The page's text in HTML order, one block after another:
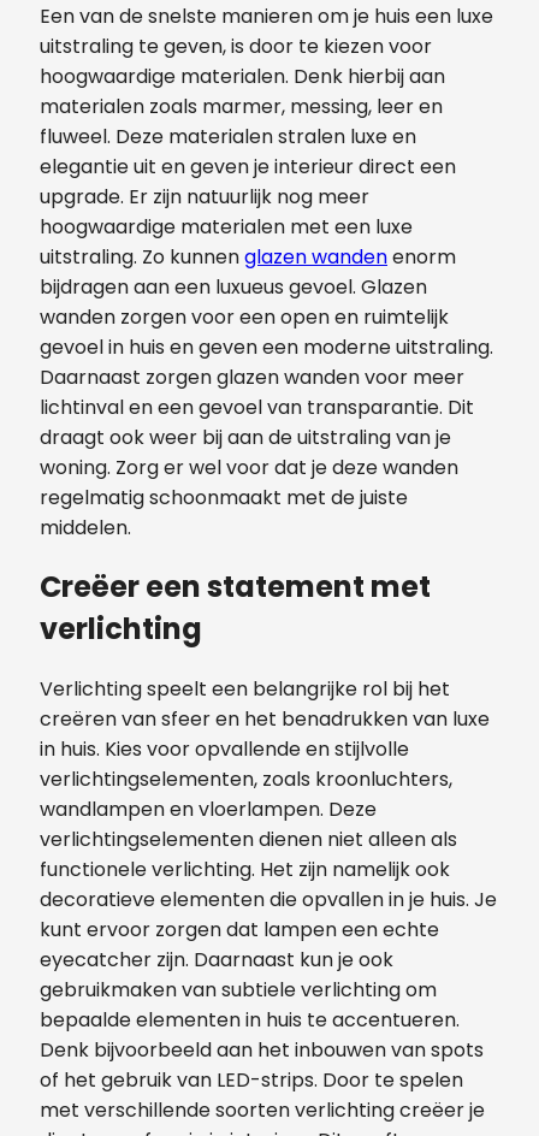
Een van de snelste manieren om je huis een luxe
uitstraling te geven, is door te kiezen voor
hoogwaardige materialen. Denk hierbij aan
materialen zoals marmer, messing, leer en
fluweel. Deze materialen stralen luxe en
elegantie uit en geven je interieur direct een
upgrade. Er zijn natuurlijk nog meer
hoogwaardige materialen met een luxe
uitstraling. Zo kunnenglazen wandenenorm
bijdragen aan een luxueus gevoel. Glazen
wanden zorgen voor een open en ruimtelijk
gevoel in huis en geven een moderne uitstraling.
Daarnaast zorgen glazen wanden voor meer
lichtinval en een gevoel van transparantie. Dit
draagt ook weer bij aan de uitstraling van je
woning. Zorg er wel voor dat je deze wanden
regelmatig schoonmaakt met de juiste
middelen.
Creëer een statement met
verlichting
Verlichting speelt een belangrijke rol bij het
creëren van sfeer en het benadrukken van luxe
in huis. Kies voor opvallende en stijlvolle
verlichtingselementen, zoals kroonluchters,
wandlampen en vloerlampen. Deze
verlichtingselementen dienen niet alleen als
functionele verlichting. Het zijn namelijk ook
decoratieve elementen die opvallen in je huis. Je
kunt ervoor zorgen dat lampen een echte
eyecatcher zijn. Daarnaast kun je ook
gebruikmaken van subtiele verlichting om
bepaalde elementen in huis te accentueren.
Denk bijvoorbeeld aan het inbouwen van spots
of het gebruik van LED-strips. Door te spelen
met verschillende soorten verlichting creëer je